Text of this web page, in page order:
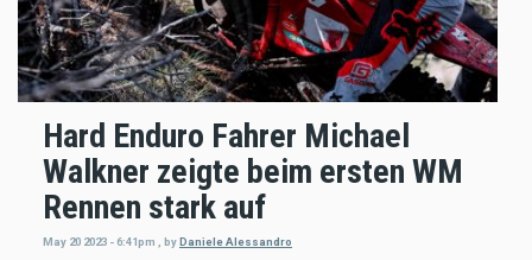
Hard Enduro Fahrer Michael
Walkner zeigte beim ersten WM
Rennen stark auf
May 20 2023 - 6:41pm byDaniele Alessandro